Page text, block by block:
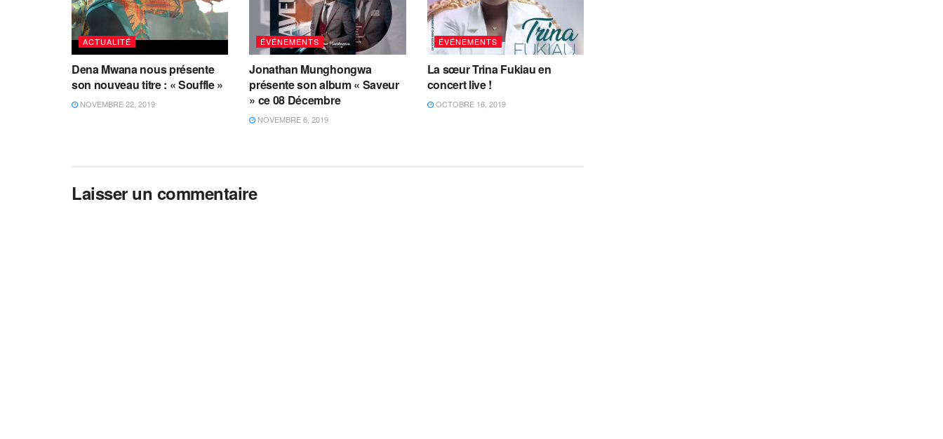
ACTUALITÉ
Dena Mwana nous présente
son nouveau titre : « Souffle »
NOVEMBRE 22, 2019
ÉVÉNEMENTS
Jonathan Munghongwa
présente son album « Saveur
» ce 08 Décembre
NOVEMBRE 6, 2019
ÉVÉNEMENTS
La sœur Trina Fukiau en
concert live !
OCTOBRE 16, 2019
Laisser un commentaire